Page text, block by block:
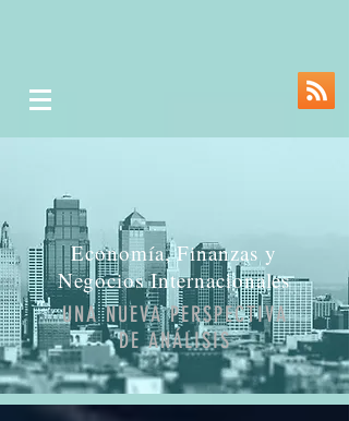
Economía, Finanzas y
Negocios Internacionales
UNA NUEVA PERSPECTIVA
DE ANÁLISIS